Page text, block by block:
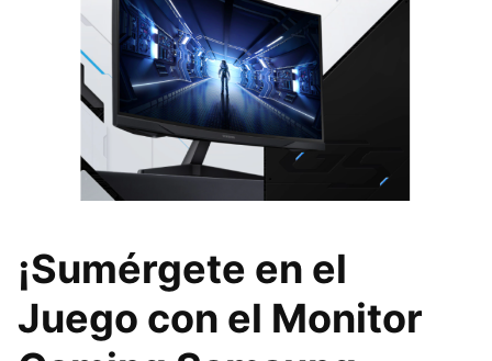
¡Sumérgete en el
Juego con el Monitor